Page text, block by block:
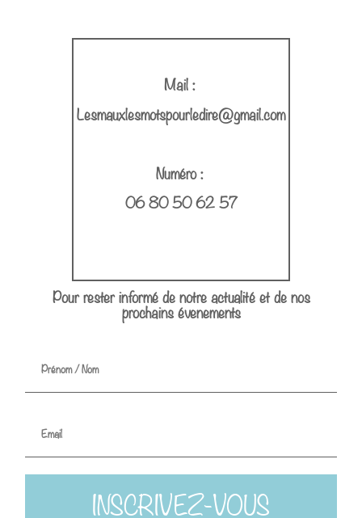
Mail :
Lesmauxlesmotspourledire@gmail.com
Numéro :
06 80 50 62 57
Pour rester informé de notre actualité et de nos
prochains évenements
INSCRIVEZ-VOUS